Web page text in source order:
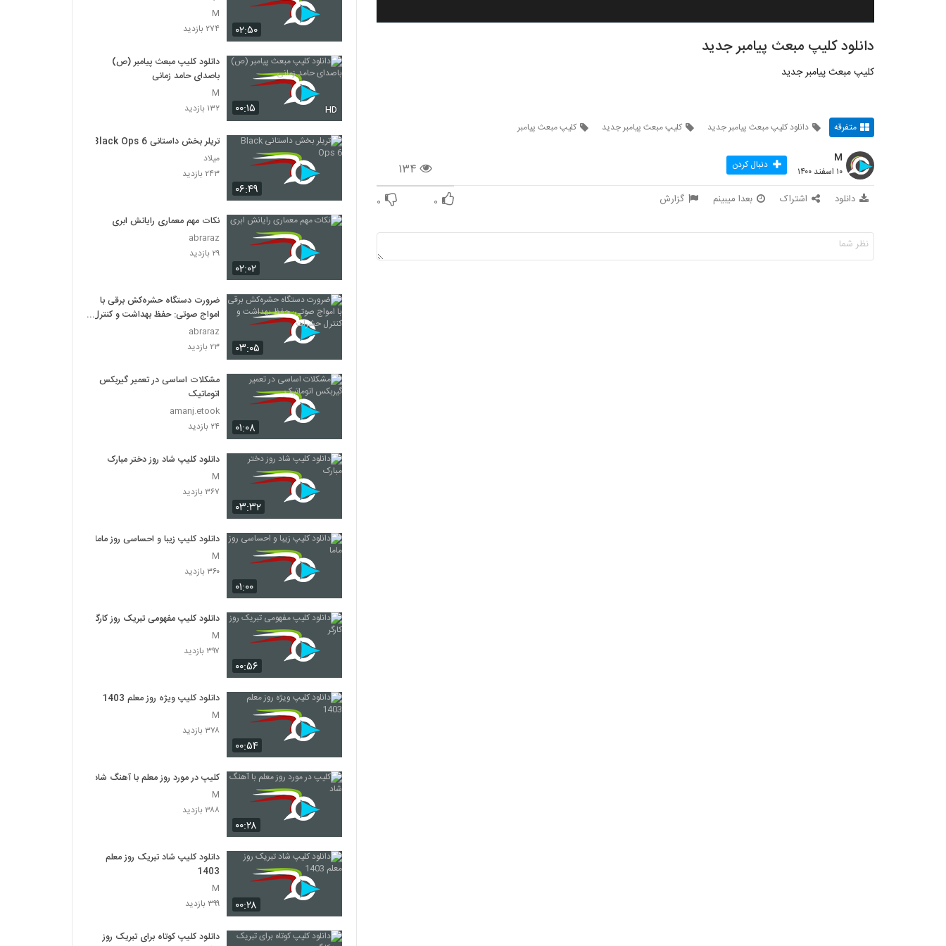
دانلود کلیپ مبعث پیامبر جدید
کلیپ مبعث پیامبر جدید
متفرقه دانلود کلیپ مبعث پیامبر جدید کلیپ مبعث پیامبر جدید کلیپ مبعث پیامبر
۱۳۴
M
۱۰ اسفند ۱۴۰۰ دنبال کردن
دانلود اشتراک بعدا میبینم گزارش ۰ ۰
۰۲:۵۰
M
۲۷۴ بازدید
۰۰:۱۵ HD
دانلود کلیپ مبعث پیامبر (ص)
باصدای حامد زمانی
M
۱۳۲ بازدید
۰۶:۴۹
تریلر بخش داستانی Black Ops 6
میلاد
۲۴۳ بازدید
۰۲:۰۲
نکات مهم معماری رایانش ابری
abraraz
۲۹ بازدید
۰۳:۰۵
ضرورت دستگاه حشره‌کش برقی با
امواج صوتی: حفظ بهداشت و کنترل
حشرات
abraraz
۲۳ بازدید
۰۱:۰۸
مشکلات اساسی در تعمیر گیربکس
اتوماتیک
amanj.etook
۲۴ بازدید
۰۳:۳۲
دانلود کلیپ شاد روز دختر مبارک
M
۳۶۷ بازدید
۰۱:۰۰
دانلود کلیپ زیبا و احساسی روز ماما
M
۳۶۰ بازدید
۰۰:۵۶
دانلود کلیپ مفهومی تبریک روز کارگر
M
۳۹۷ بازدید
۰۰:۵۴
دانلود کلیپ ویژه روز معلم 1403
M
۳۷۸ بازدید
۰۰:۲۸
کلیپ در مورد روز معلم با آهنگ شاد
M
۳۸۸ بازدید
۰۰:۲۸
دانلود کلیپ شاد تبریک روز معلم
1403
M
۳۹۹ بازدید
دانلود کلیپ کوتاه برای تبریک روز